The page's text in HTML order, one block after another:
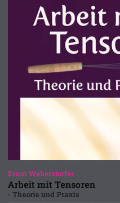
Ernst Weberstorfer
Arbeit mit Tensoren
- Theorie und Praxis